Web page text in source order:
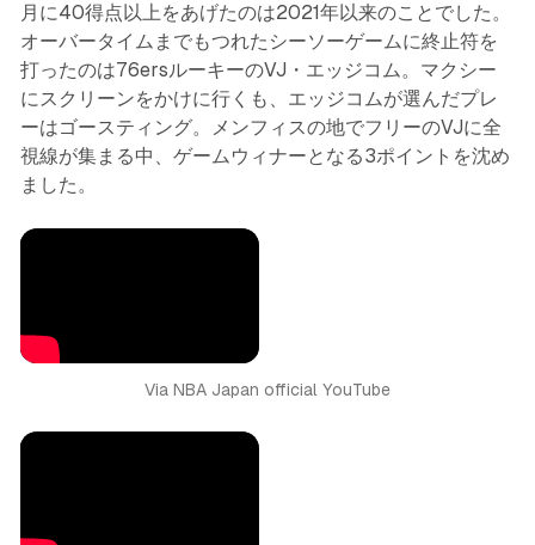
月に40得点以上をあげたのは2021年以来のことでした。
オーバータイムまでもつれたシーソーゲームに終止符を
打ったのは76ersルーキーのVJ・エッジコム。マクシー
にスクリーンをかけに行くも、エッジコムが選んだプレ
ーはゴースティング。メンフィスの地でフリーのVJに全
視線が集まる中、ゲームウィナーとなる3ポイントを沈め
ました。
Via NBA Japan official YouTube